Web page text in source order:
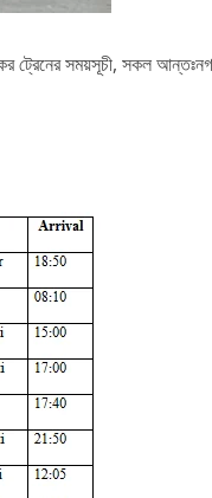
ট্রেনের সময়সূচী, সকল